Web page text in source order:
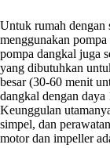
Untuk rumah dengan
menggunakan
pompa dangkal juga
yang dibutuhkan
besar (30-60 menit
dangkal dengan
Keunggulan
simpel, dan
motor dan impeller